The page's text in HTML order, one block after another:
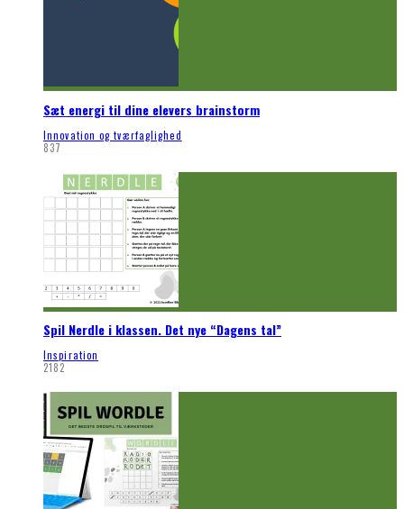
Sæt energi til dine elevers brainstorm
Innovation og tværfaglighed
837
Spil Nerdle i klassen. Det nye “Dagens tal”
Inspiration
2182